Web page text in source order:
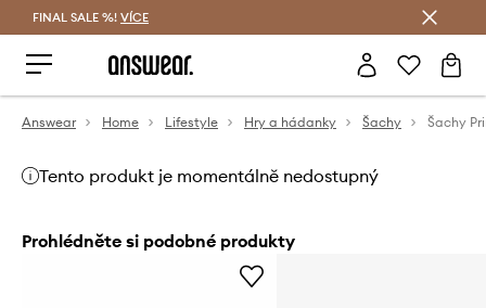
FINAL SALE %! VÍCE
Answear Home Lifestyle Hry a hádanky Šachy Šachy
Tento produkt je momentálně nedostupný
Prohlédněte si podobné produkty